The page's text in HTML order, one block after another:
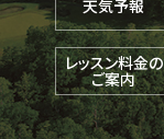
天気予報
レッスン料金の
ご案内